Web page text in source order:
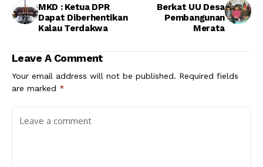
MKD : Ketua DPR
Dapat Diberhentikan
Kalau Terdakwa
Berkat UU Desa
Pembangunan
Merata
Leave A Comment
Your email address will not be published. Required fields
are marked *